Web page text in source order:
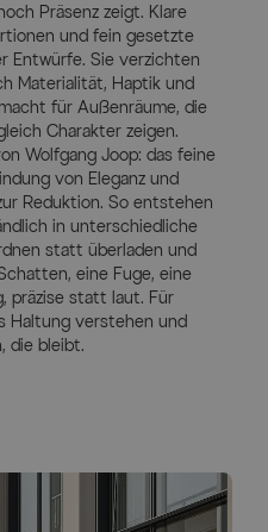
Präsenz zeigt. Klare
und fein gesetzte
Entwürfe. Sie verzichten
Materialität, Haptik und
für Außenräume, die
Charakter zeigen.
Wolfgang Joop: das feine
von Eleganz und
Reduktion. So entstehen
in unterschiedliche
statt überladen und
eine Fuge, eine
präzise statt laut. Für
Haltung verstehen und
die bleibt.